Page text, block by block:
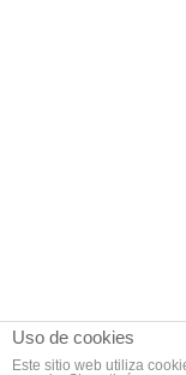
Uso de cookies
Este sitio web utiliza